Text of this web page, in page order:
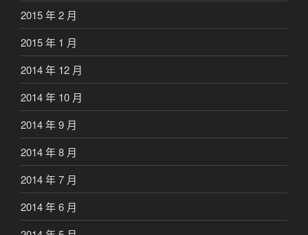
2015 年 2 月
2015 年 1 月
2014 年 12 月
2014 年 10 月
2014 年 9 月
2014 年 8 月
2014 年 7 月
2014 年 6 月